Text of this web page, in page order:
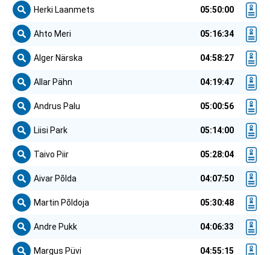
Herki Laanmets 05:50:00
Ahto Meri 05:16:34
Alger Närska 04:58:27
Allar Pähn 04:19:47
Andrus Palu 05:00:56
Liisi Park 05:14:00
Taivo Piir 05:28:04
Aivar Põlda 04:07:50
Martin Põldoja 05:30:48
Andre Pukk 04:06:33
Margus Püvi 04:55:15